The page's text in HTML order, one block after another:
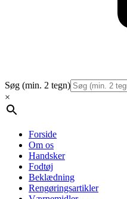
Søg (min. 2 tegn)
×
Forside
Om os
Handsker
Fodtøj
Beklædning
Rengøringsartikler